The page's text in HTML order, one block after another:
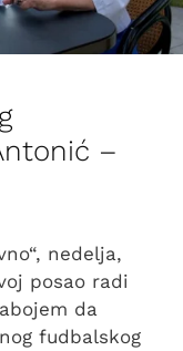
–
nedelja,
posao radi
da
fudbalskog